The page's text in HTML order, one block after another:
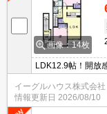
画像：14枚
LDK12.9帖！開放
イーグルハウス株式会
情報更新日 2026/08/10